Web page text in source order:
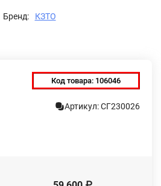
Бренд: КЗТО
Код товара: 106046
Артикул: СГ230026